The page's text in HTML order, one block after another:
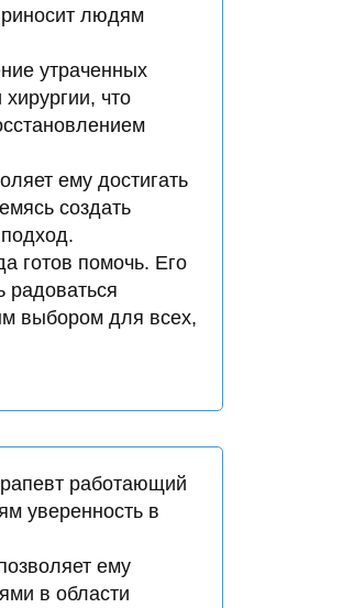
людям
утраченных
что
ему достигать
создать
готов помочь. Его
радоваться
выбором для всех,
работающий
уверенность в
ему
в области